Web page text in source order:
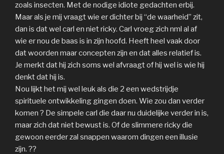
zoals insecten. Met de nodige idiote gedachten erbij.
Maar als je mij vraagt wie er dichter bij “de waarheid” zit,
dan is dat wel carl en niet ricky. Carl vroeg zich nml al af
wie er nou de baas is in zijn hoofd. Heeft heel vaak door
dat woorden maar concepten zijn en dat alles relatief is.
Je merkt dat hij zich soms wel afvraagt of hij wel is wie hij
denkt dat hij is.
Nou lijkt het mij wel leuk als die 2 een wedstrijdje
spirituele ontwikkeling gingen doen. Wie zou dan verder
komen ? De simpele carl die daar nu duidelijke verder in is,
maar zich dat niet bewust is. Of de slimmere ricky die
gewoon eerder zal snappen waarom dingen een illusie
zijn. ??